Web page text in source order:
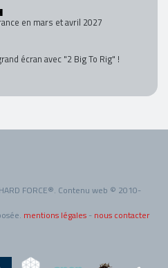
en mars et avril 2027
écran avec "2 Big To Rig" !
FORCE®. Contenu web © 2010-
mentions légales - nous contacter